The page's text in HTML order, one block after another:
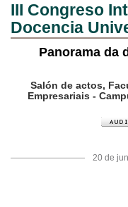
III Congreso
Docencia
Panorama da
Salón de actos,
Empresariais -
20 de